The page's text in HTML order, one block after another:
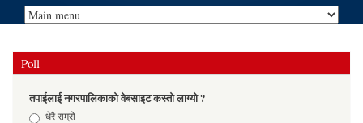
Poll
तपाईलाई नगरपालिकाको वेबसाइट कस्तो लाग्यो ?
Choicesधेरै राम्रो